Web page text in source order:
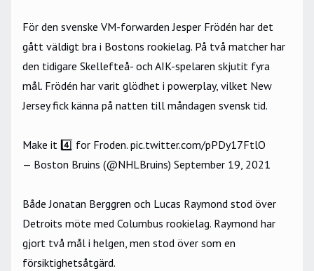
För den svenske VM-forwarden Jesper Frödén har det
gått väldigt bra i Bostons rookielag. På två matcher har
den tidigare Skellefteå- och AIK-spelaren skjutit fyra
mål. Frödén har varit glödhet i powerplay, vilket New
Jersey fick känna på natten till måndagen svensk tid.
Make it 4️⃣ for Froden. pic.twitter.com/pPDy17FtlO
— Boston Bruins (@NHLBruins) September 19, 2021
Både Jonatan Berggren och Lucas Raymond stod över
Detroits möte med Columbus rookielag. Raymond har
gjort två mål i helgen, men stod över som en
försiktighetsåtgärd.